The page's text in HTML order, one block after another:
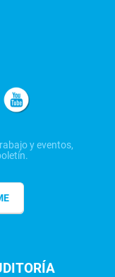
y eventos,